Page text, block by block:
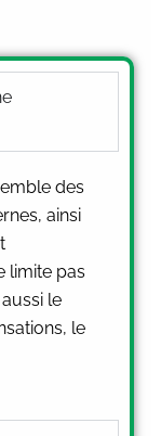
des
ainsi
limite pas
le
le